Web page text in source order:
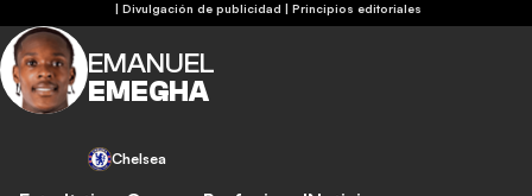
| Divulgación de publicidad | Principios editoriales
EMANUEL
EMEGHA
Chelsea